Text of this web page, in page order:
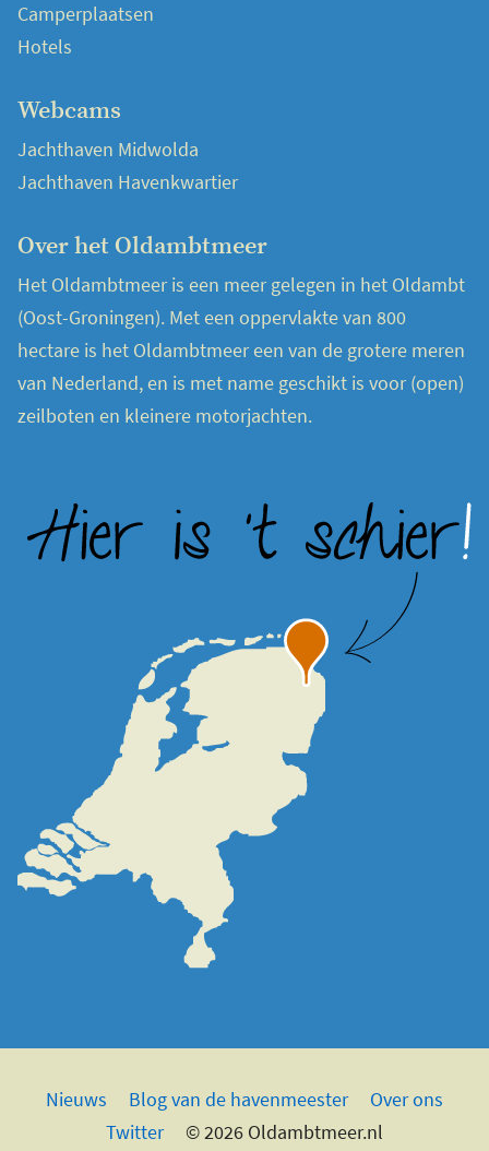
Camperplaatsen
Hotels
Webcams
Jachthaven Midwolda
Jachthaven Havenkwartier
Over het Oldambtmeer
Het Oldambtmeer is een meer gelegen in het Oldambt
(Oost-Groningen). Met een oppervlakte van 800
hectare is het Oldambtmeer een van de grotere meren
van Nederland, en is met name geschikt is voor (open)
zeilboten en kleinere motorjachten.
Nieuws Blog van de havenmeester
Over ons
Twitter
© 2026 Oldambtmeer.nl